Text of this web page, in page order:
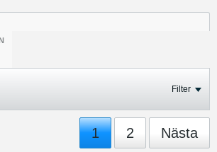
Filter
1 2 Nästa